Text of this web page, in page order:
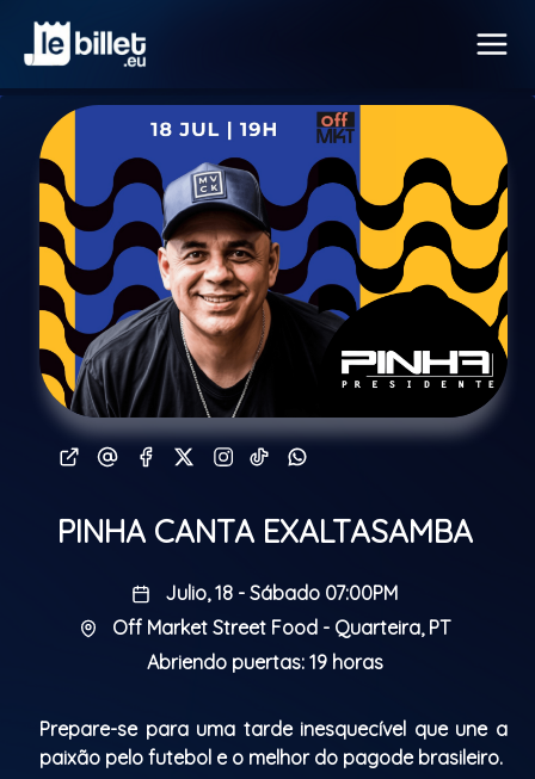
PINHA CANTA EXALTASAMBA
Julio, 18 - Sábado 07:00PM
Off Market Street Food - Quarteira, PT
Abriendo puertas: 19 horas
Prepare-se para uma tarde inesquecível que une a
paixão pelo futebol e o melhor do pagode brasileiro.